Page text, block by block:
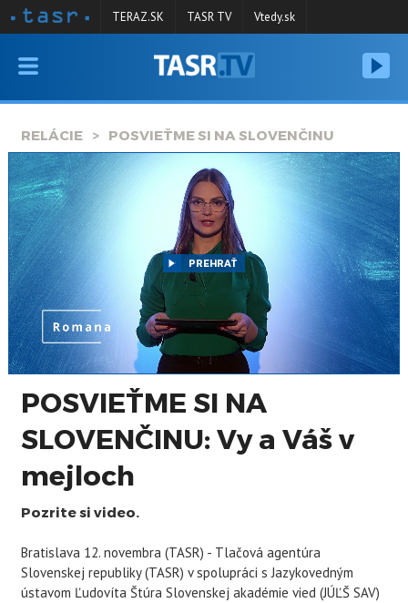
VYSIELANIE
SPRAVODAJSTVO
KONTAKT
ARCHÍV
TERAZ.SK TASR TV Vtedy.sk
RELÁCIE POSVIEŤME SI NA SLOVENČINU
PREHRAŤ
POSVIEŤME SI NA
SLOVENČINU: Vy a Váš v
mejloch
Pozrite si video.
Bratislava 12. novembra (TASR) - Tlačová agentúra
Slovenskej republiky (TASR) v spolupráci s Jazykovedným
ústavom Ľudovíta Štúra Slovenskej akadémie vied (JÚĽŠ SAV)